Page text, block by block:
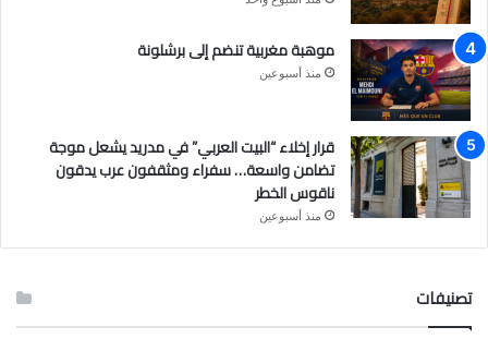
موهبة مغربية تنضم إلى برشلونة
منذ أسبوعين
قرار إخلاء “البيت العربي” في مدريد يشعل موجة
تضامن واسعة… سفراء ومثقفون عرب يدقون
ناقوس الخطر
منذ أسبوعين
تصنيفات